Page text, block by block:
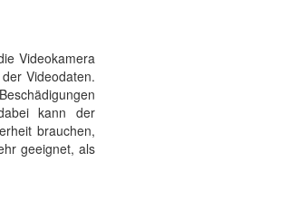
Videokamera
Videodaten.
kann der
brauchen,
geeignet, als